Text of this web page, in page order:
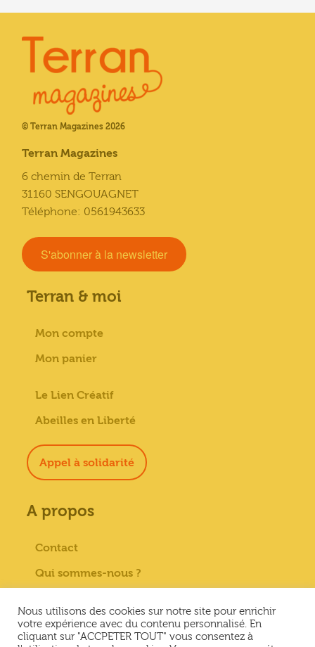
© Terran Magazines 2026
Terran Magazines
6 chemin de Terran
31160 SENGOUAGNET
Téléphone: 0561943633
S'abonner à la newsletter
Terran & moi
Mon compte
Mon panier
Le Lien Créatif
Abeilles en Liberté
Appel à solidarité
A propos
Contact
Qui sommes-nous ?
Mentions Légales
Nous utilisons des cookies sur notre site pour enrichir
votre expérience avec du contenu personnalisé. En
cliquant sur "ACCPETER TOUT" vous consentez à